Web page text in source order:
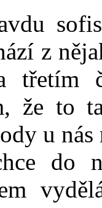
z
třetím
že to
u
do